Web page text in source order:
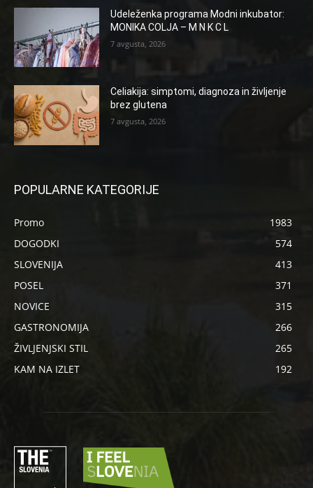
Udeleženka programa Modni inkubator:
MONIKA COLJA – M N K C L
7 avgusta, 2026
Celiakija: simptomi, diagnoza in življenje
brez glutena
7 avgusta, 2026
POPULARNE KATEGORIJE
Promo
1983
DOGODKI
574
SLOVENIJA
413
POSEL
371
NOVICE
315
GASTRONOMIJA
266
ŽIVLJENJSKI STIL
265
KAM NA IZLET
192